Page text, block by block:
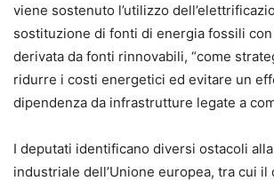
viene sostenuto l’utilizzo
sostituzione di fonti di energia fossili con
derivata da fonti rinnovabili, “come
ridurre i costi energetici ed evitare un
dipendenza da infrastrutture legate a
I deputati identificano diversi ostacoli
industriale dell’Unione europea, tra cui